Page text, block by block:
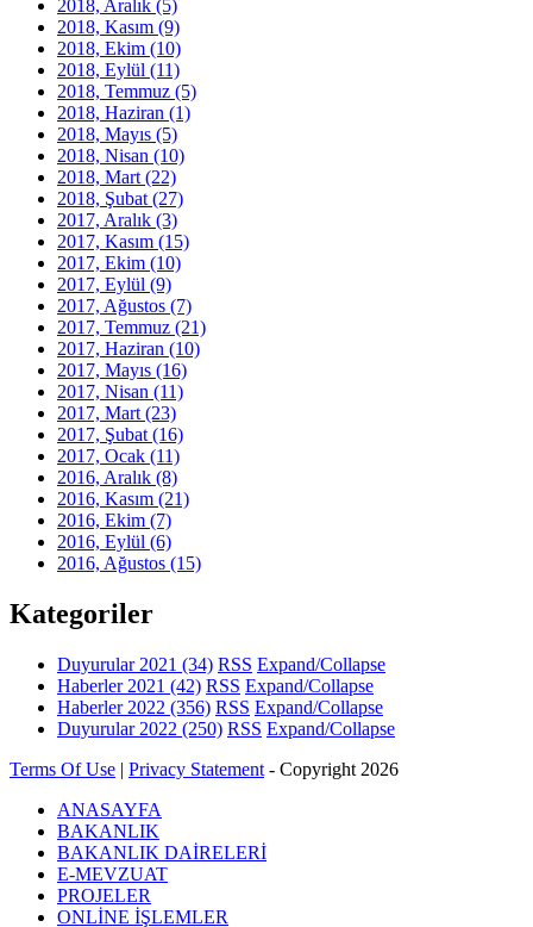
2018, Aralık (5)
2018, Kasım (9)
2018, Ekim (10)
2018, Eylül (11)
2018, Temmuz (5)
2018, Haziran (1)
2018, Mayıs (5)
2018, Nisan (10)
2018, Mart (22)
2018, Şubat (27)
2017, Aralık (3)
2017, Kasım (15)
2017, Ekim (10)
2017, Eylül (9)
2017, Ağustos (7)
2017, Temmuz (21)
2017, Haziran (10)
2017, Mayıs (16)
2017, Nisan (11)
2017, Mart (23)
2017, Şubat (16)
2017, Ocak (11)
2016, Aralık (8)
2016, Kasım (21)
2016, Ekim (7)
2016, Eylül (6)
2016, Ağustos (15)
Kategoriler
Duyurular 2021 (34) RSS Expand/Collapse
Haberler 2021 (42) RSS Expand/Collapse
Haberler 2022 (356) RSS Expand/Collapse
Duyurular 2022 (250) RSS Expand/Collapse
Terms Of Use | Privacy Statement - Copyright 2026
ANASAYFA
BAKANLIK
BAKANLIK DAİRELERİ
E-MEVZUAT
PROJELER
ONLİNE İŞLEMLER